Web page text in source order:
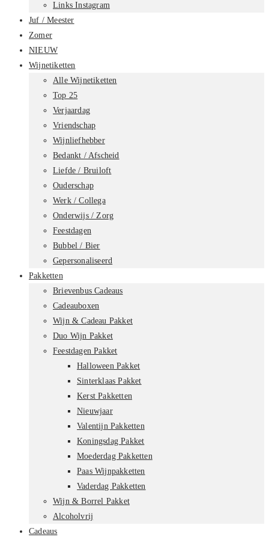
Links Instagram
Juf / Meester
Zomer
NIEUW
Wijnetiketten
Alle Wijnetiketten
Top 25
Verjaardag
Vriendschap
Wijnliefhebber
Bedankt / Afscheid
Liefde / Bruiloft
Ouderschap
Werk / Collega
Onderwijs / Zorg
Feestdagen
Bubbel / Bier
Gepersonaliseerd
Pakketten
Brievenbus Cadeaus
Cadeauboxen
Wijn & Cadeau Pakket
Duo Wijn Pakket
Feestdagen Pakket
Halloween Pakket
Sinterklaas Pakket
Kerst Pakketten
Nieuwjaar
Valentijn Pakketten
Koningsdag Pakket
Moederdag Pakketten
Paas Wijnpakketten
Vaderdag Pakketten
Wijn & Borrel Pakket
Alcoholvrij
Cadeaus